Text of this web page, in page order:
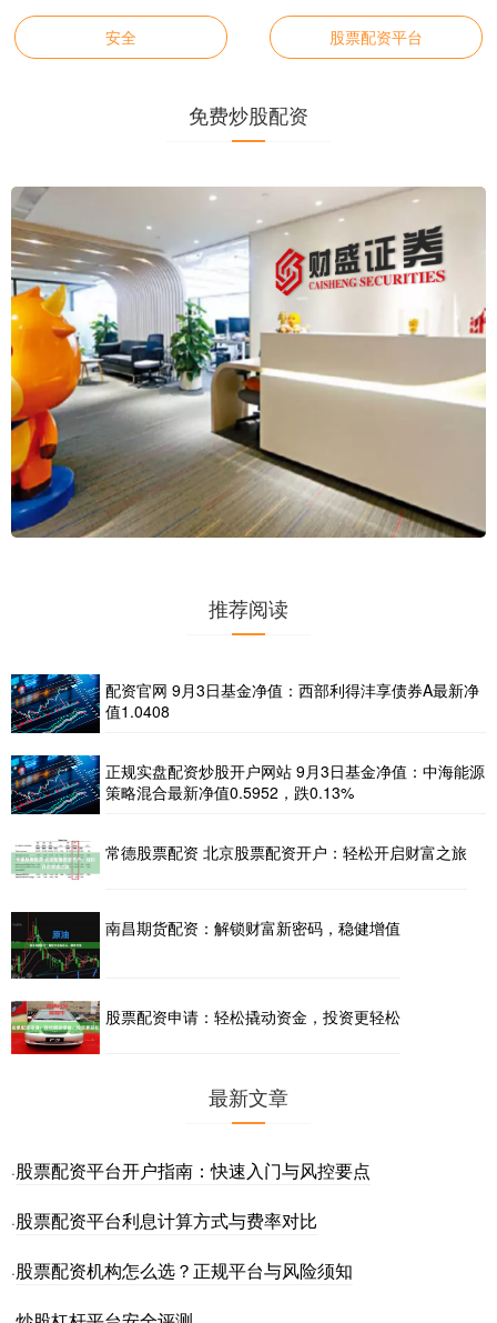
安全 股票配资平台
免费炒股配资
推荐阅读
配资官网 9月3日基金净值：西部利得沣享债券A最新净
值1.0408
正规实盘配资炒股开户网站 9月3日基金净值：中海能源
策略混合最新净值0.5952，跌0.13%
常德股票配资 北京股票配资开户：轻松开启财富之旅
南昌期货配资：解锁财富新密码，稳健增值
股票配资申请：轻松撬动资金，投资更轻松
最新文章
·股票配资平台开户指南：快速入门与风控要点
·股票配资平台利息计算方式与费率对比
·股票配资机构怎么选？正规平台与风险须知